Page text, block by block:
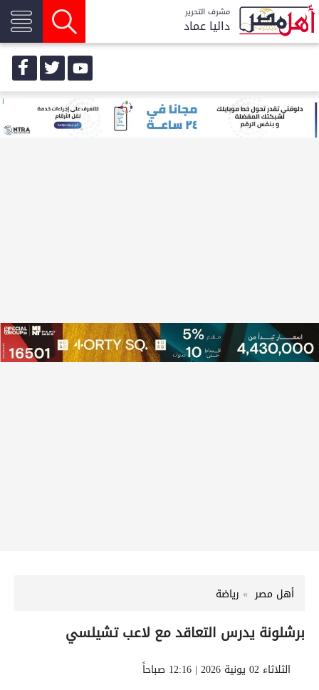
مشرف التحرير
داليا عماد
أهل مصر رياضة
برشلونة يدرس التعاقد مع لاعب تشيلسي
الثلاثاء 02 يونية 2026 | 12:16 صباحاً